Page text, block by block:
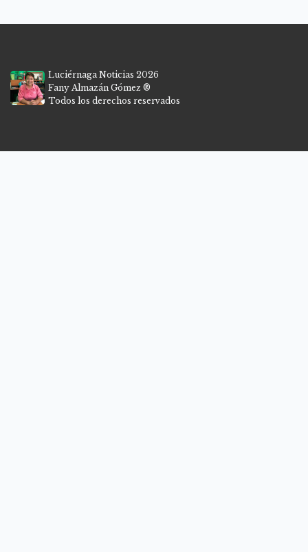
Luciérnaga Noticias 2026
Fany Almazán Gómez ®
Todos los derechos reservados